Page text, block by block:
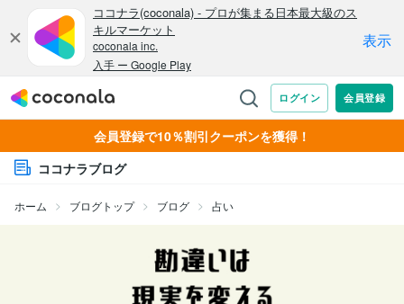
会員登録で10％割引クーポンを獲得！
ココナラブログ
ホーム ブログトップ ブログ 占い